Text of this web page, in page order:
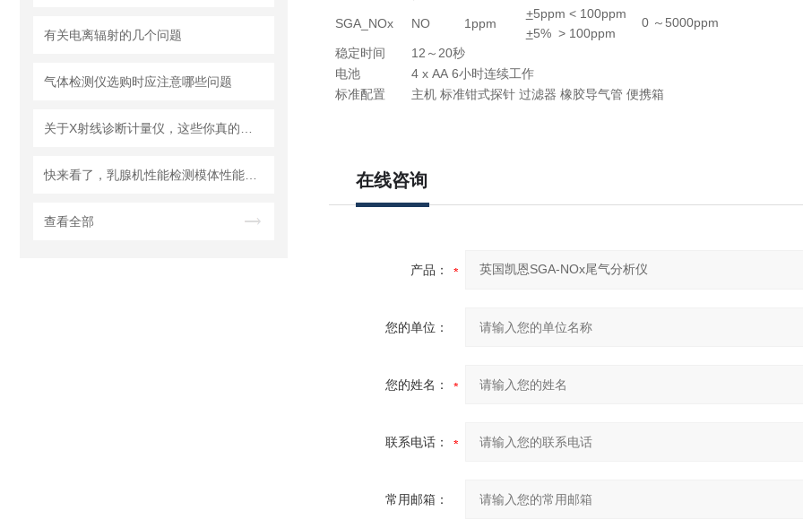
有关电离辐射的几个问题
气体检测仪选购时应注意哪些问题
查看全部
SGA_NOx NO 1ppm
+5ppm < 100ppm
+5% > 100ppm
0 ～ 5000ppm
稳定时间 12 ～ 20秒
电池 4 x AA 6小时连续工作
标准配置 主机 标准钳式探针 过滤器 橡胶导气管 便携箱
在线咨询
产品：
您的单位：
您的姓名：
联系电话：
常用邮箱：